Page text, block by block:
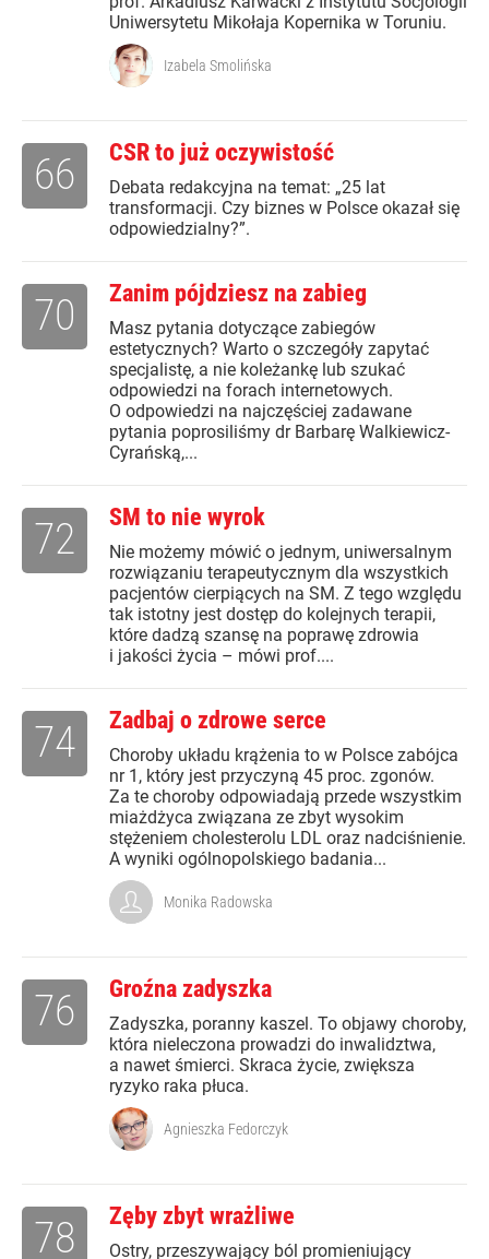
Uniwersytetu Mikołaja Kopernika w Toruniu.
Izabela Smolińska
CSR to już oczywistość
Debata redakcyjna na temat: „25 lat
transformacji. Czy biznes w Polsce okazał się
odpowiedzialny?”.
66
Zanim pójdziesz na zabieg
Masz pytania dotyczące zabiegów
estetycznych? Warto o szczegóły zapytać
specjalistę, a nie koleżankę lub szukać
odpowiedzi na forach internetowych.
O odpowiedzi na najczęściej zadawane
pytania poprosiliśmy dr Barbarę Walkiewicz-
Cyrańską,...
70
SM to nie wyrok
Nie możemy mówić o jednym, uniwersalnym
rozwiązaniu terapeutycznym dla wszystkich
pacjentów cierpiących na SM. Z tego względu
tak istotny jest dostęp do kolejnych terapii,
które dadzą szansę na poprawę zdrowia
i jakości życia – mówi prof....
72
Zadbaj o zdrowe serce
Choroby układu krążenia to w Polsce zabójca
nr 1, który jest przyczyną 45 proc. zgonów.
Za te choroby odpowiadają przede wszystkim
miażdżyca związana ze zbyt wysokim
stężeniem cholesterolu LDL oraz nadciśnienie.
A wyniki ogólnopolskiego badania...
74
Monika Radowska
Groźna zadyszka
Zadyszka, poranny kaszel. To objawy choroby,
która nieleczona prowadzi do inwalidztwa,
a nawet śmierci. Skraca życie, zwiększa
ryzyko raka płuca.
76
Agnieszka Fedorczyk
Zęby zbyt wrażliwe
Ostry, przeszywający ból promieniujący
78